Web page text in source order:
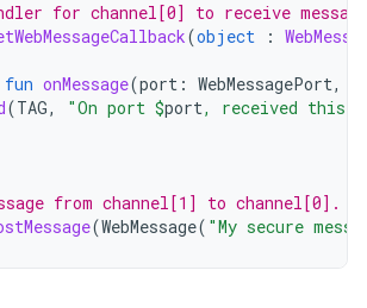
for channel[0] to receive
(object :
fun onMessage(port : WebMessagePort,
(TAG, "On port $port, received this
from channel[1] to channel[0].
(WebMessage( "My secure